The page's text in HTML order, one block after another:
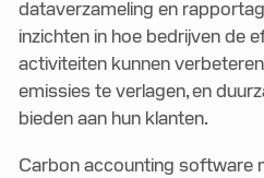
dataverzameling en
inzichten in hoe bedrijven de
activiteiten kunnen
emissies te verlagen, en
bieden aan hun klanten.
Carbon accounting software